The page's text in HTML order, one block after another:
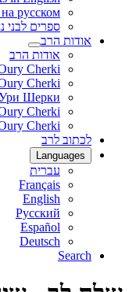
русском
ספרים לבני
אודות הרב
אודות הרב
Cherki
Cherki
Шерки
Cherki
Cherki
לכתוב לרב
Languages
עברית
Français
English
Русский
Español
Deutsch
Search